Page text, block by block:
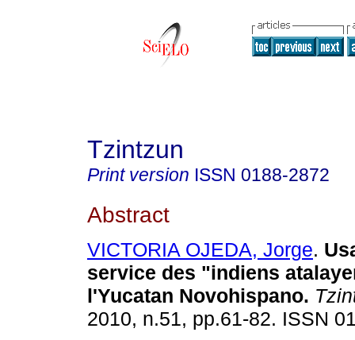
Tzintzun
Print version ISSN 0188-2872
Abstract
VICTORIA OJEDA, Jorge.
service des "indiens
l'Yucatan Novohispano.
2010, n.51, pp.61-82. ISSN